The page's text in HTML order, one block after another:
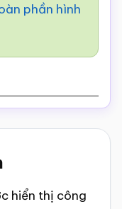
phần hình
hiển thị công